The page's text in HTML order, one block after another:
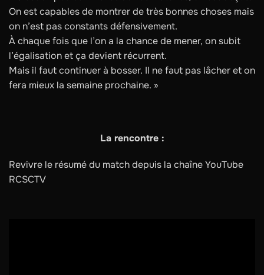
On est capables de montrer de très bonnes choses mais
on n’est pas constants défensivement.
À chaque fois que l’on a la chance de mener, on subit
l’égalisation et ça devient récurrent.
Mais il faut continuer à bosser. Il ne faut pas lâcher et on
fera mieux la semaine prochaine. »
La rencontre :
Revivre le résumé du match depuis la chaîne YouTube
RCSCTV